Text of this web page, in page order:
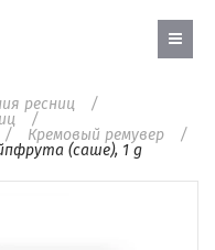
ресниц
Кремовый ремувер
(саше), 1 g